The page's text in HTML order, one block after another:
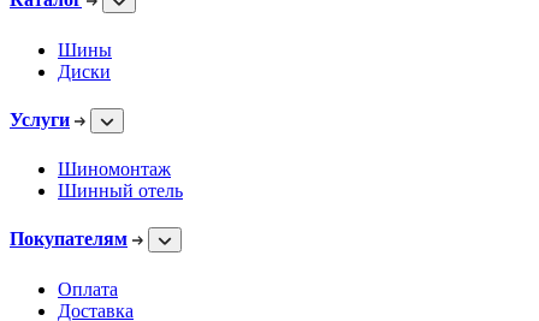
Шины
Диски
Услуги
Шиномонтаж
Шинный отель
Покупателям
Оплата
Доставка